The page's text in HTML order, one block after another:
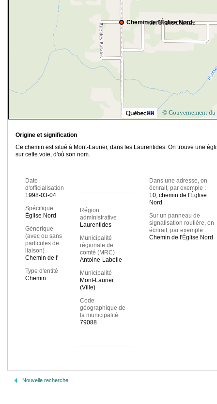
Chemin de l'Église Nord
© Gouvernement du
Origine et signification
Ce chemin est situé à Mont-Laurier, dans les Laurentides. On trouve une
sur cette voie, d'où son nom.
Date
d'officialisation
1998-03-04
Spécifique
Église Nord
Générique
(avec ou sans
particules de
liaison)
Chemin de l'
Type d'entité
Chemin
Région
administrative
Laurentides
Municipalité
régionale de
comté (MRC)
Antoine-Labelle
Municipalité
Mont-Laurier
(Ville)
Code
géographique de
la municipalité
79088
Dans une adresse, on
écrirait, par exemple :
10, chemin de l'Église
Nord
Sur un panneau de
signalisation routière, on
écrirait, par exemple :
Chemin de l'Église Nord
Nouvelle recherche